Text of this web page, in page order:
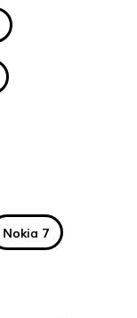
Nokia 7